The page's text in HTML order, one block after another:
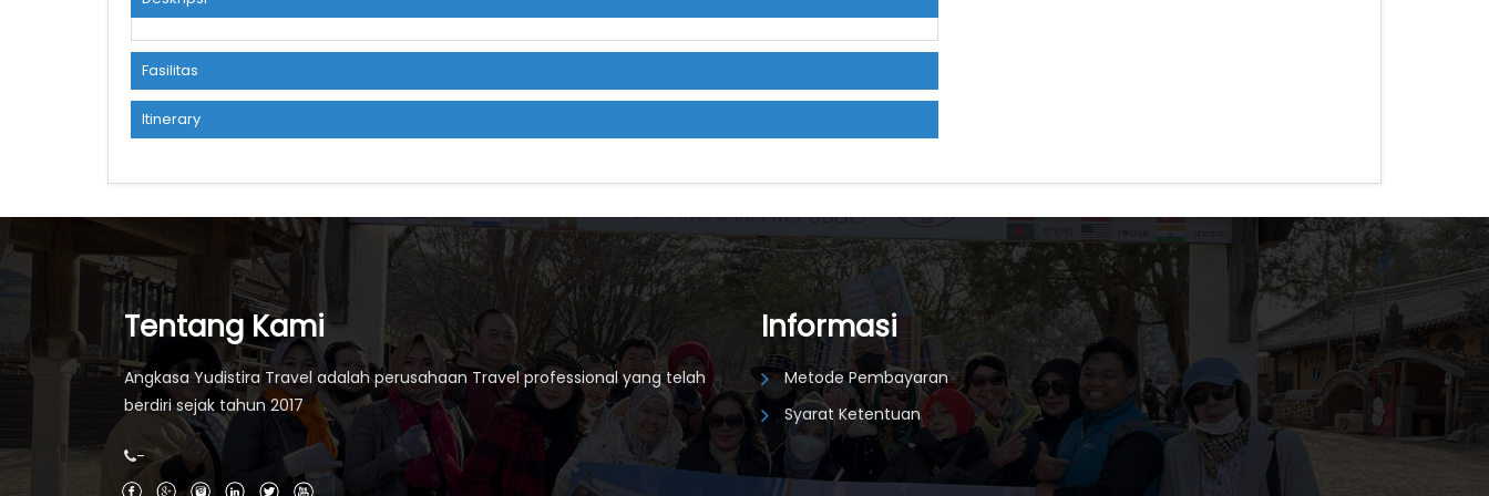
Fasilitas
Itinerary
Tentang Kami
Angkasa Yudistira Travel adalah perusahaan Travel professional yang telah
berdiri sejak tahun 2017
-
Informasi
Metode Pembayaran
Syarat Ketentuan